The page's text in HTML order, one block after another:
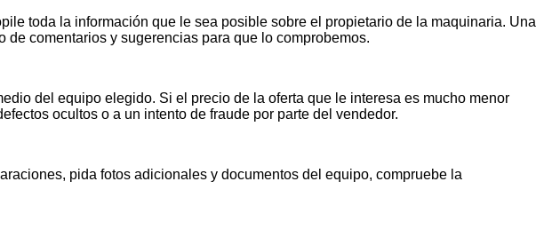
toda la información que le sea posible sobre el propietario de la maquinaria. Una
comentarios y sugerencias para que lo comprobemos.
del equipo elegido. Si el precio de la oferta que le interesa es mucho menor
ocultos o a un intento de fraude por parte del vendedor.
pida fotos adicionales y documentos del equipo, compruebe la